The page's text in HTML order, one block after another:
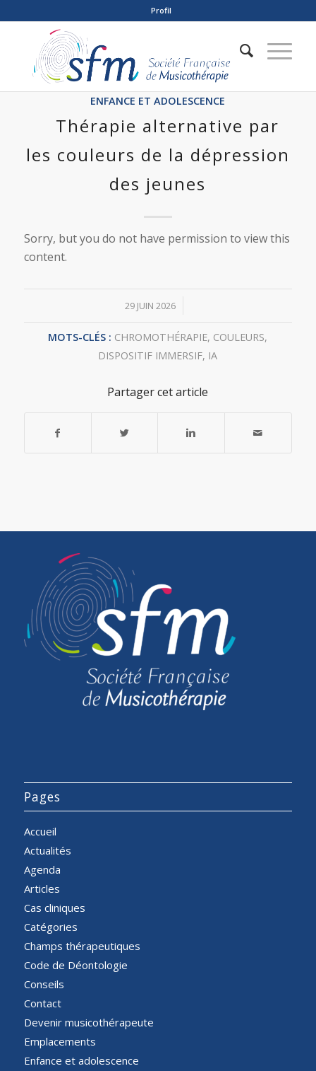
Profil
ENFANCE ET ADOLESCENCE
Thérapie alternative par
les couleurs de la dépression
des jeunes
Sorry, but you do not have permission to view this
content.
29 JUIN 2026
/
MOTS-CLÉS : CHROMOTHÉRAPIE, COULEURS,
DISPOSITIF IMMERSIF, IA
Partager cet article
Pages
Accueil
Actualités
Agenda
Articles
Cas cliniques
Catégories
Champs thérapeutiques
Code de Déontologie
Conseils
Contact
Devenir musicothérapeute
Emplacements
Enfance et adolescence